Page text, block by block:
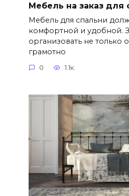
Мебель на заказ для
Мебель для спальни
комфортной и удобной.
организовать не только
грамотно
0 1.1к.